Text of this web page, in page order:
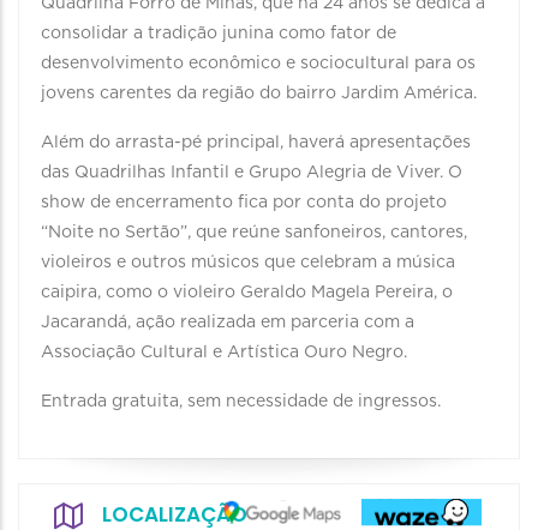
Quadrilha Forró de Minas, que há 24 anos se dedica a
consolidar a tradição junina como fator de
desenvolvimento econômico e sociocultural para os
jovens carentes da região do bairro Jardim América.
Além do arrasta-pé principal, haverá apresentações
das Quadrilhas Infantil e Grupo Alegria de Viver. O
show de encerramento fica por conta do projeto
“Noite no Sertão”, que reúne sanfoneiros, cantores,
violeiros e outros músicos que celebram a música
caipira, como o violeiro Geraldo Magela Pereira, o
Jacarandá, ação realizada em parceria com a
Associação Cultural e Artística Ouro Negro.
Entrada gratuita, sem necessidade de ingressos.
LOCALIZAÇÃO